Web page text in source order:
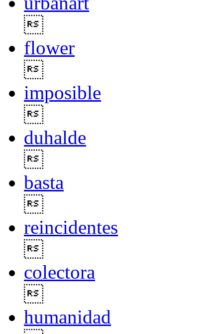
flower
imposible
duhalde
basta
reincidentes
colectora
humanidad